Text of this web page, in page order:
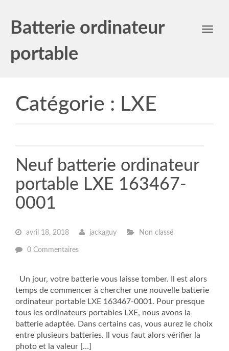
Batterie ordinateur
portable
Toggle
Catégorie : LXE
Neuf batterie ordinateur
portable LXE 163467-
0001
avril 18, 2018 jackaguy Non classé
0 Commentaires
Un jour, votre batterie vous laisse tomber. Il est alors
temps de commencer à chercher une nouvelle batterie
ordinateur portable LXE 163467-0001. Pour presque
tous les ordinateurs portables LXE, nous avons la
batterie adaptée. Dans certains cas, vous aurez le choix
entre plusieurs batteries. Il vous faut alors vérifier la
photo et la valeur […]